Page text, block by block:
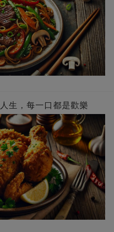
生，每一口都是歡樂